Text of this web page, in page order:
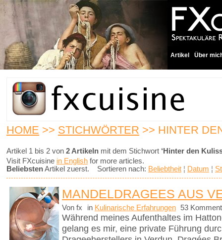
Artikel Über
HOME >> STICHWÖRTER >> HINTER
Artikel 1 bis 2 von 2 Artikeln mit dem Stichwort ‘Hinter den
Visit FXcuisine in English for more articles.
BeliebstenArtikel zuerst. Sortieren nach: Beliebtheit ¦ Datum ¦
MANDELDRAGEES AUS
Von fx in Kulinarische Erfahrungen 53
Während meines Aufenthaltes im
gelang es mir, eine private Führung